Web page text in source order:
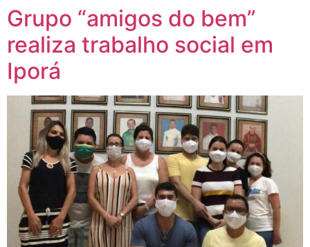
Grupo “amigos do bem”
realiza trabalho social em
Iporá